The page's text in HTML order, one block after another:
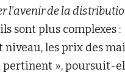
l'avenir de la
sont plus complexes :
les prix des
», poursuit-